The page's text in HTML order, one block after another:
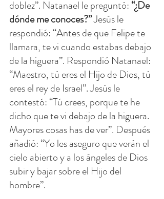
doblez”. Natanael le preguntó: “¿De
dónde me conoces?” Jesús le
respondió: “Antes de que Felipe te
llamara, te vi cuando estabas debajo
de la higuera”. Respondió Natanael:
“Maestro, tú eres el Hijo de Dios, tú
eres el rey de Israel”. Jesús le
contestó: “Tú crees, porque te he
dicho que te vi debajo de la higuera.
Mayores cosas has de ver”. Después
añadió: “Yo les aseguro que verán el
cielo abierto y a los ángeles de Dios
subir y bajar sobre el Hijo del
hombre”.